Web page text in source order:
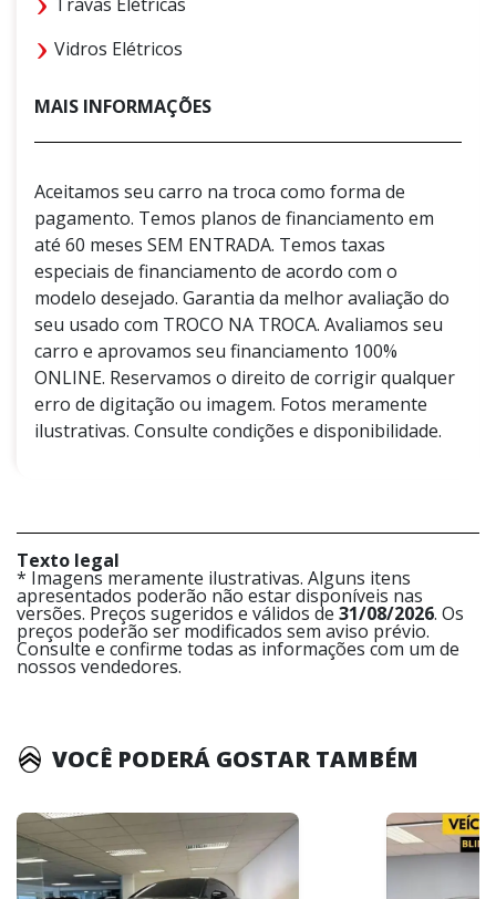
Vidros Elétricos
MAIS INFORMAÇÕES
Aceitamos seu carro na troca como forma de
pagamento. Temos planos de financiamento em
até 60 meses SEM ENTRADA. Temos taxas
especiais de financiamento de acordo com o
modelo desejado. Garantia da melhor avaliação do
seu usado com TROCO NA TROCA. Avaliamos seu
carro e aprovamos seu financiamento 100%
ONLINE. Reservamos o direito de corrigir qualquer
erro de digitação ou imagem. Fotos meramente
ilustrativas. Consulte condições e disponibilidade.
Texto legal
* Imagens meramente ilustrativas. Alguns itens
apresentados poderão não estar disponíveis nas
versões. Preços sugeridos e válidos de 31/08/2026. Os
preços poderão ser modificados sem aviso prévio.
Consulte e confirme todas as informações com um de
nossos vendedores.
VOCÊ PODERÁ GOSTAR TAMBÉM